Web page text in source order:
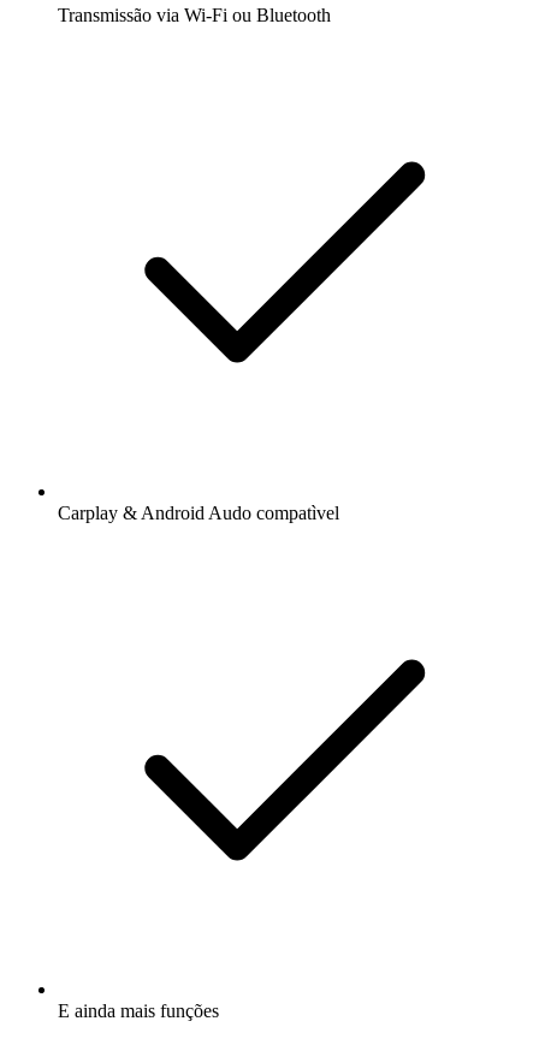
Transmissão via Wi-Fi ou Bluetooth
Carplay & Android Audo compatìvel
E ainda mais funções